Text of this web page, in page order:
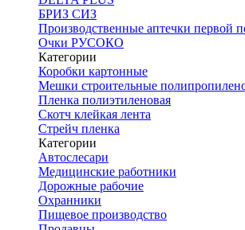
БРИЗ СИЗ
Производственные аптечки
Очки РУСОКО
Категории
Коробки картонные
Мешки строительные
Пленка полиэтиленовая
Скотч клейкая лента
Стрейч пленка
Категории
Автослесари
Медицинские работники
Дорожные рабочие
Охранники
Пищевое производство